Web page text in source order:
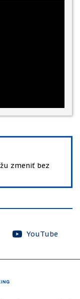
zmeniť bez
YouTube